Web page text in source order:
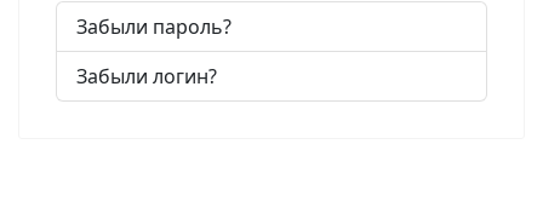
Забыли пароль?
Забыли логин?